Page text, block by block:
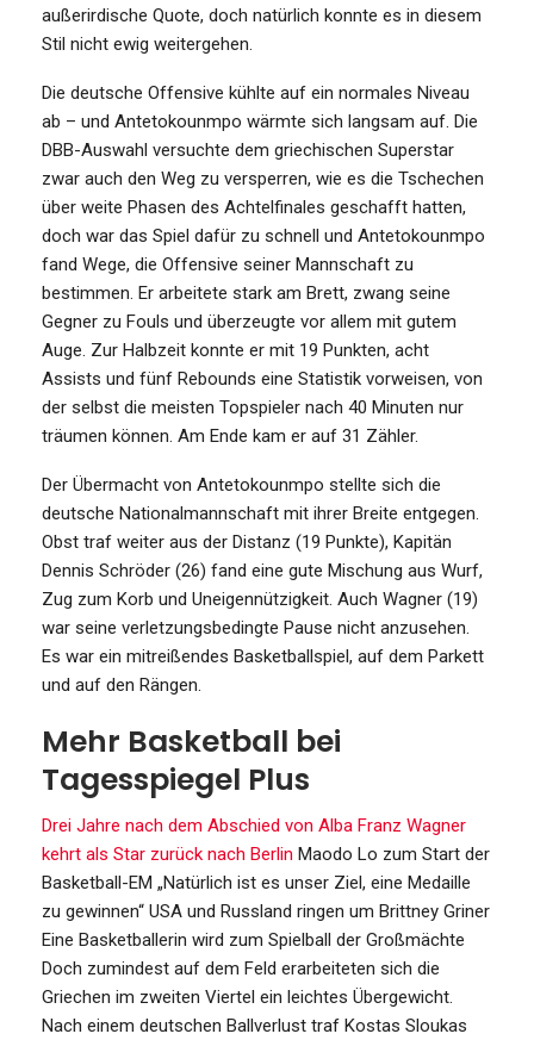
außerirdische Quote, doch natürlich konnte es in diesem
Stil nicht ewig weitergehen.
Die deutsche Offensive kühlte auf ein normales Niveau
ab – und Antetokounmpo wärmte sich langsam auf. Die
DBB-Auswahl versuchte dem griechischen Superstar
zwar auch den Weg zu versperren, wie es die Tschechen
über weite Phasen des Achtelfinales geschafft hatten,
doch war das Spiel dafür zu schnell und Antetokounmpo
fand Wege, die Offensive seiner Mannschaft zu
bestimmen. Er arbeitete stark am Brett, zwang seine
Gegner zu Fouls und überzeugte vor allem mit gutem
Auge. Zur Halbzeit konnte er mit 19 Punkten, acht
Assists und fünf Rebounds eine Statistik vorweisen, von
der selbst die meisten Topspieler nach 40 Minuten nur
träumen können. Am Ende kam er auf 31 Zähler.
Der Übermacht von Antetokounmpo stellte sich die
deutsche Nationalmannschaft mit ihrer Breite entgegen.
Obst traf weiter aus der Distanz (19 Punkte), Kapitän
Dennis Schröder (26) fand eine gute Mischung aus Wurf,
Zug zum Korb und Uneigennützigkeit. Auch Wagner (19)
war seine verletzungsbedingte Pause nicht anzusehen.
Es war ein mitreißendes Basketballspiel, auf dem Parkett
und auf den Rängen.
Mehr Basketball bei
Tagesspiegel Plus
Drei Jahre nach dem Abschied von Alba Franz Wagner
kehrt als Star zurück nach Berlin Maodo Lo zum Start der
Basketball-EM „Natürlich ist es unser Ziel, eine Medaille
zu gewinnen“ USA und Russland ringen um Brittney Griner
Eine Basketballerin wird zum Spielball der Großmächte
Doch zumindest auf dem Feld erarbeiteten sich die
Griechen im zweiten Viertel ein leichtes Übergewicht.
Nach einem deutschen Ballverlust traf Kostas Sloukas